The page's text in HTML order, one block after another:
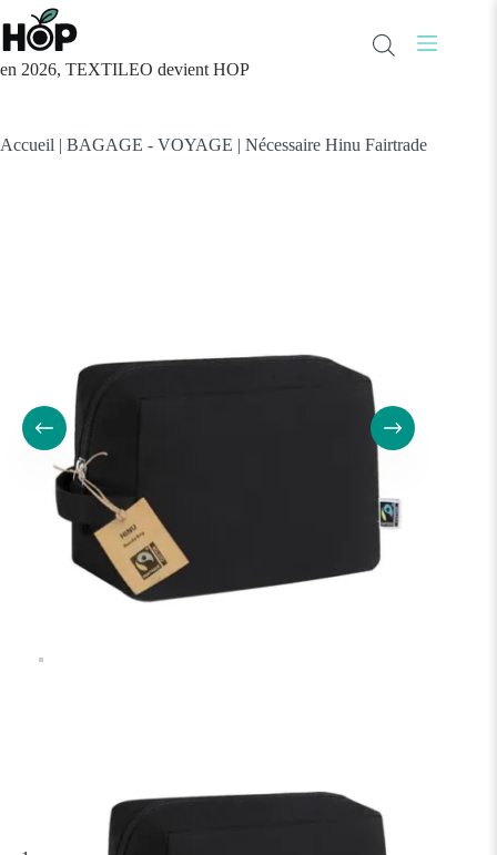
Passer
au
contenu
en 2026, TEXTILEO devient HOP
Accueil | BAGAGE - VOYAGE | Nécessaire Hinu Fairtrade